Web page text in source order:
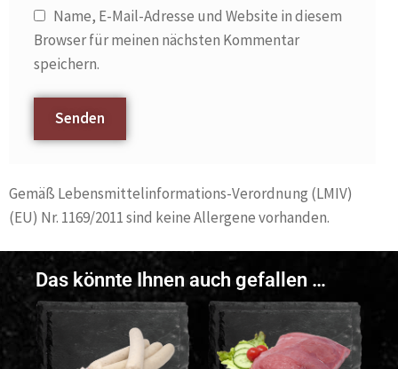
Name, E-Mail-Adresse und Website in diesem
Browser für meinen nächsten Kommentar
speichern.
Gemäß Lebensmittelinformations-Verordnung (LMIV)
(EU) Nr. 1169/2011 sind keine Allergene vorhanden.
Das könnte Ihnen auch gefallen …